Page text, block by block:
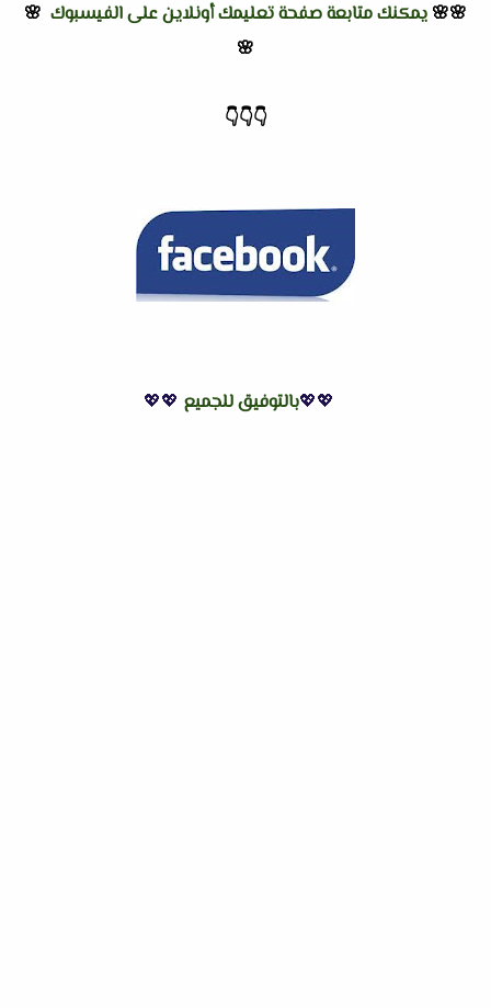
🌸🌸 يمكنك متابعة صفحة تعليمك أونلاين على الفيسبوك 🌸
🌸
👇
👇
👇
💖💖بالتوفيق للجميع 💖💖